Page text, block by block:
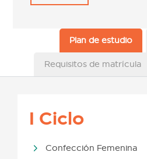
Plan de estudio
Requisitos de matrícula
I Ciclo
Confección Femenina